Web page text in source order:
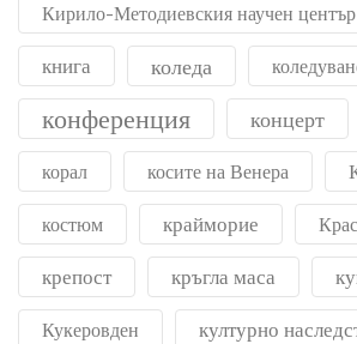
Кирило-Методиевския научен център
книга коледа
конференция концерт
корал косите на Венера
костюм крайморие
крепост кръгла маса
Кукеровден културно